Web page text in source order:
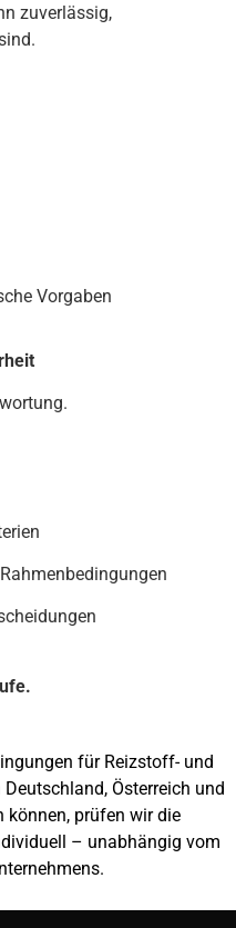
zuverlässig,
Vorgaben
für Reizstoff- und
Österreich und
können, prüfen wir die
– unabhängig vom